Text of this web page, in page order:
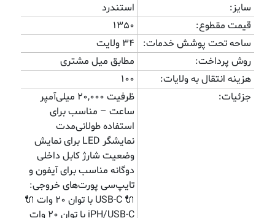
سایز:
استندرد
قیمت مقطوع:
1350
ساحه تحت پوشش خدمات:
۳۴ ولایت
روش پرداخت:
مطابق میل مشتری
هزینه انتقال به ولایات:
100
جزئیات:
ظرفیت ۲۰,۰۰۰ میلی‌آمپر
ساعت – مناسب برای
استفاده طولانی‌مدت
نمایشگر LED برای نمایش
وضعیت شارژ کابل داخلی
دوگانه مناسب برای آیفون و
تایپ‌سی پورت‌های خروجی:
🔌 USB-C با توان ۲۰ وات 🔌
iPH/USB-C با توان ۲۰ وات